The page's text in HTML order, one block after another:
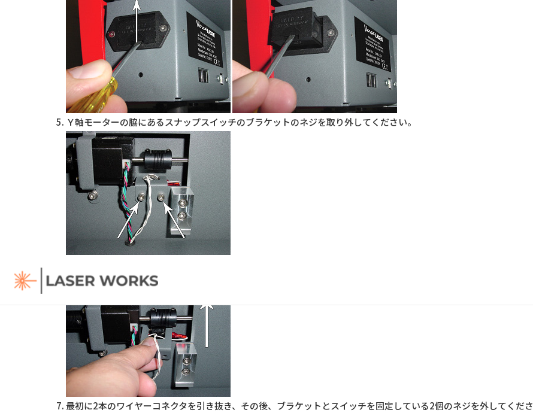
Ｙ軸モーターの脇にあるスナップスイッチのブラケットのネジを取り外してください。
最初に2本のワイヤーコネクタを引き抜き、その後、ブラケットとスイッチを固定している2個のネジを外してくださ